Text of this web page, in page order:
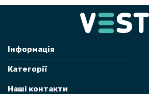
Інформація
Категорії
Наші контакти